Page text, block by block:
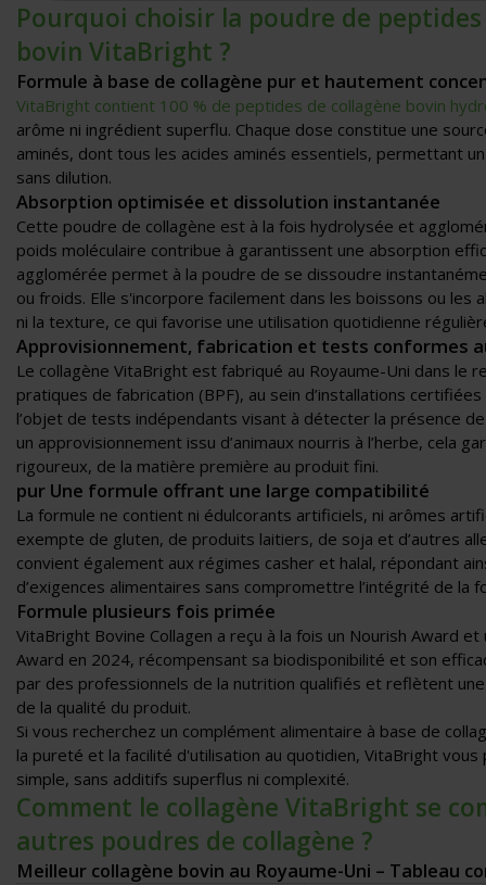
Pourquoi choisir la poudre de
bovin VitaBright ?
Formule à base de collagène pur et hautement
VitaBright contient 100 % de peptides de collagène bovin
arôme ni ingrédient superflu. Chaque dose constitue une
aminés, dont tous les acides aminés essentiels, permettant
sans dilution.
Absorption optimisée et dissolution instantanée
Cette poudre de collagène est à la fois hydrolysée et
poids moléculaire contribue à garantissent une absorption
agglomérée permet à la poudre de se dissoudre
ou froids. Elle s'incorpore facilement dans les boissons ou les
ni la texture, ce qui favorise une utilisation quotidienne
Approvisionnement, fabrication et tests conformes
Le collagène VitaBright est fabriqué au Royaume-Uni dans le
pratiques de fabrication (BPF), au sein d’installations
l’objet de tests indépendants visant à détecter la présence
un approvisionnement issu d’animaux nourris à l’herbe, cela
rigoureux, de la matière première au produit fini.
pur Une formule offrant une large compatibilité
La formule ne contient ni édulcorants artificiels, ni arômes
exempte de gluten, de produits laitiers, de soja et d’autres
convient également aux régimes casher et halal, répondant
d’exigences alimentaires sans compromettre l’intégrité de la
Formule plusieurs fois primée
VitaBright Bovine Collagen a reçu à la fois un Nourish Award
Award en 2024, récompensant sa biodisponibilité et son
par des professionnels de la nutrition qualifiés et reflètent
de la qualité du produit.
Si vous recherchez un complément alimentaire à base de
la pureté et la facilité d'utilisation au quotidien, VitaBright
simple, sans additifs superflus ni complexité.
Comment le collagène VitaBright se
autres poudres de collagène ?
Meilleur collagène bovin au Royaume-Uni – Tableau